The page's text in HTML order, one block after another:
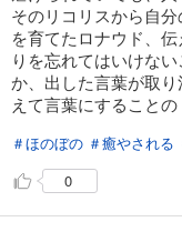
そのリコリスから自
を育てたロナウド、
りを忘れてはいけな
か、出した言葉が取
えて言葉にすることの
＃ほのぼの ＃癒やされる
0